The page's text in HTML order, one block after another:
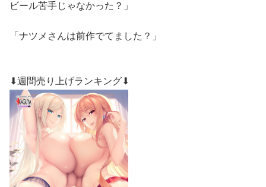
ビール苦手じゃなかった？」
「ナツメさんは前作でてました？」
⬇週間売り上げランキング⬇